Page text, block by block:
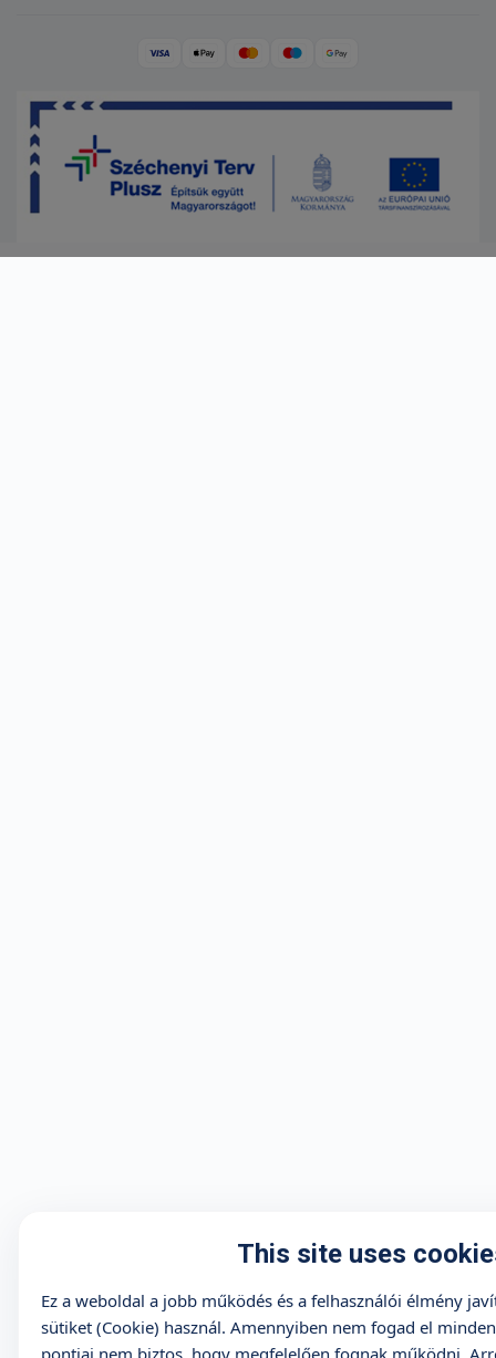
This site uses
Ez a weboldal a jobb működés és a felhasználói élmény
sütiket (Cookie) használ. Amennyiben nem fogad el
pontjai nem biztos, hogy megfelelően fognak működni.